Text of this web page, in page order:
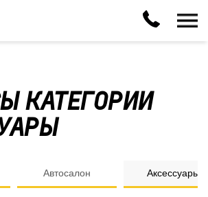
КАТЕГОРИИ
Автосалон Аксессуары